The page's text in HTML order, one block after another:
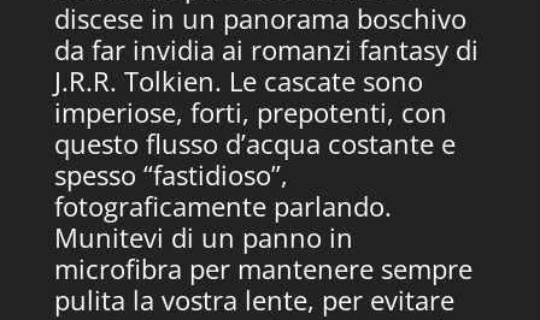
discese in un panorama boschivo
da far invidia ai romanzi fantasy di
J.R.R. Tolkien. Le cascate sono
imperiose, forti, prepotenti, con
questo flusso d’acqua costante e
spesso “fastidioso”,
fotograficamente parlando.
Munitevi di un panno in
microfibra per mantenere sempre
pulita la vostra lente, per evitare